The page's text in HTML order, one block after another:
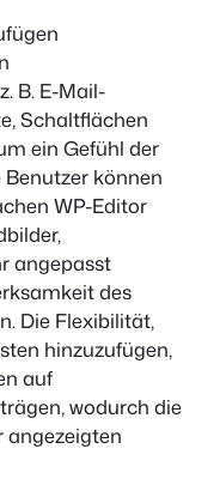
B. E-Mail-
Schaltflächen
ein Gefühl der
können
WP-Editor
angepasst
des
Die Flexibilität,
hinzuzufügen,
auf
wodurch die
angezeigten